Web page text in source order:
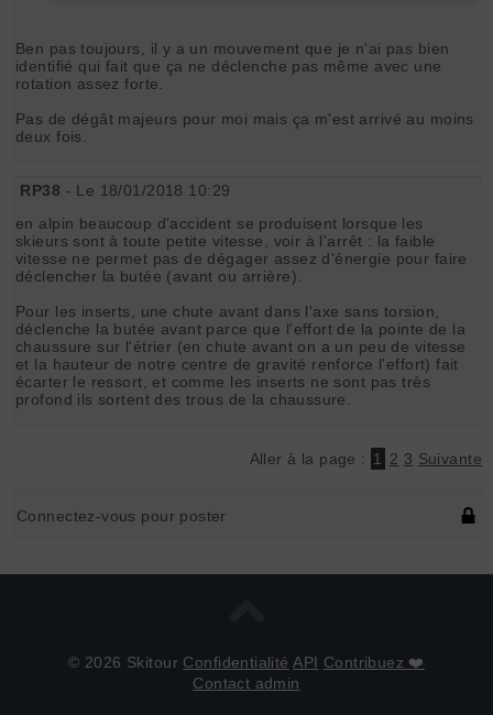
Ben pas toujours, il y a un mouvement que je n'ai pas bien
identifié qui fait que ça ne déclenche pas même avec une
rotation assez forte.
Pas de dégât majeurs pour moi mais ça m'est arrivé au moins
deux fois.
RP38 - Le 18/01/2018 10:29
en alpin beaucoup d'accident se produisent lorsque les
skieurs sont à toute petite vitesse, voir à l'arrêt : la faible
vitesse ne permet pas de dégager assez d'énergie pour faire
déclencher la butée (avant ou arrière).
Pour les inserts, une chute avant dans l'axe sans torsion,
déclenche la butée avant parce que l'effort de la pointe de la
chaussure sur l'étrier (en chute avant on a un peu de vitesse
et la hauteur de notre centre de gravité renforce l'effort) fait
écarter le ressort, et comme les inserts ne sont pas très
profond ils sortent des trous de la chaussure.
Aller à la page : 1 2 3 Suivante
Connectez-vous pour poster
© 2026 Skitour Confidentialité API Contribuez ❤️
Contact admin